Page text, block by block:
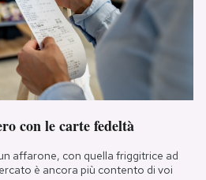
con le carte fedeltà
affarone, con quella friggitrice ad
è ancora più contento di voi